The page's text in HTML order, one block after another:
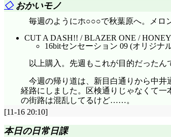
◇おかいモノ
毎週のようにホ○○○で秋葉原へ。メロ
CUT A DASH!! / BLAZER ONE /
16bitセンセーション 09 (オリジ
以上購入。先週もこれが目的だったん
今週の帰り道は、新目白通りから中
経路にしました。区検通りじゃなくて
の街路は混乱してるけど……。
[11-16 20:10]
本日の日常日課